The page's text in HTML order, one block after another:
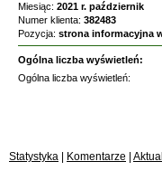
Miesiąc: 2021 r. październik
Numer klienta: 382483
Pozycja: strona informacyjna
Ogólna liczba wyświetleń:
Ogólna liczba wyświetleń:
Statystyka Komentarze